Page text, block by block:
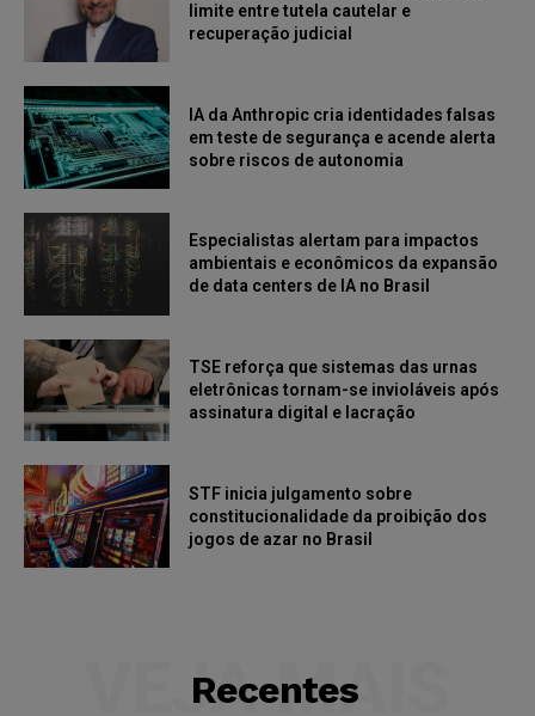
limite entre tutela cautelar e
recuperação judicial
IA da Anthropic cria identidades falsas
em teste de segurança e acende alerta
sobre riscos de autonomia
Especialistas alertam para impactos
ambientais e econômicos da expansão
de data centers de IA no Brasil
TSE reforça que sistemas das urnas
eletrônicas tornam-se invioláveis após
assinatura digital e lacração
STF inicia julgamento sobre
constitucionalidade da proibição dos
jogos de azar no Brasil
Recentes
VEJA MAIS